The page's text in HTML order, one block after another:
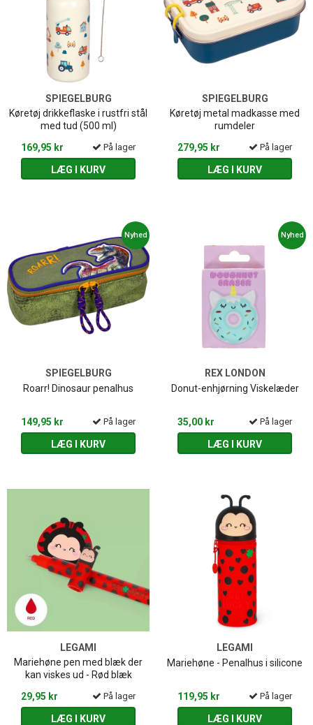
SPIEGELBURG
Køretøj drikkeflaske i rustfri stål
med tud (500 ml)
169,95 kr
På lager
LÆG I KURV
SPIEGELBURG
Køretøj metal madkasse med
rumdeler
279,95 kr
På lager
LÆG I KURV
Nyhed
SPIEGELBURG
Roarr! Dinosaur penalhus
149,95 kr På lager
LÆG I KURV
Nyhed
REX LONDON
Donut-enhjørning Viskelæder
35,00 kr På lager
LÆG I KURV
LEGAMI
Mariehøne pen med blæk der
kan viskes ud - Rød blæk
29,95 kr
På lager
LÆG I KURV
LEGAMI
Mariehøne - Penalhus i silicone
119,95 kr På lager
LÆG I KURV